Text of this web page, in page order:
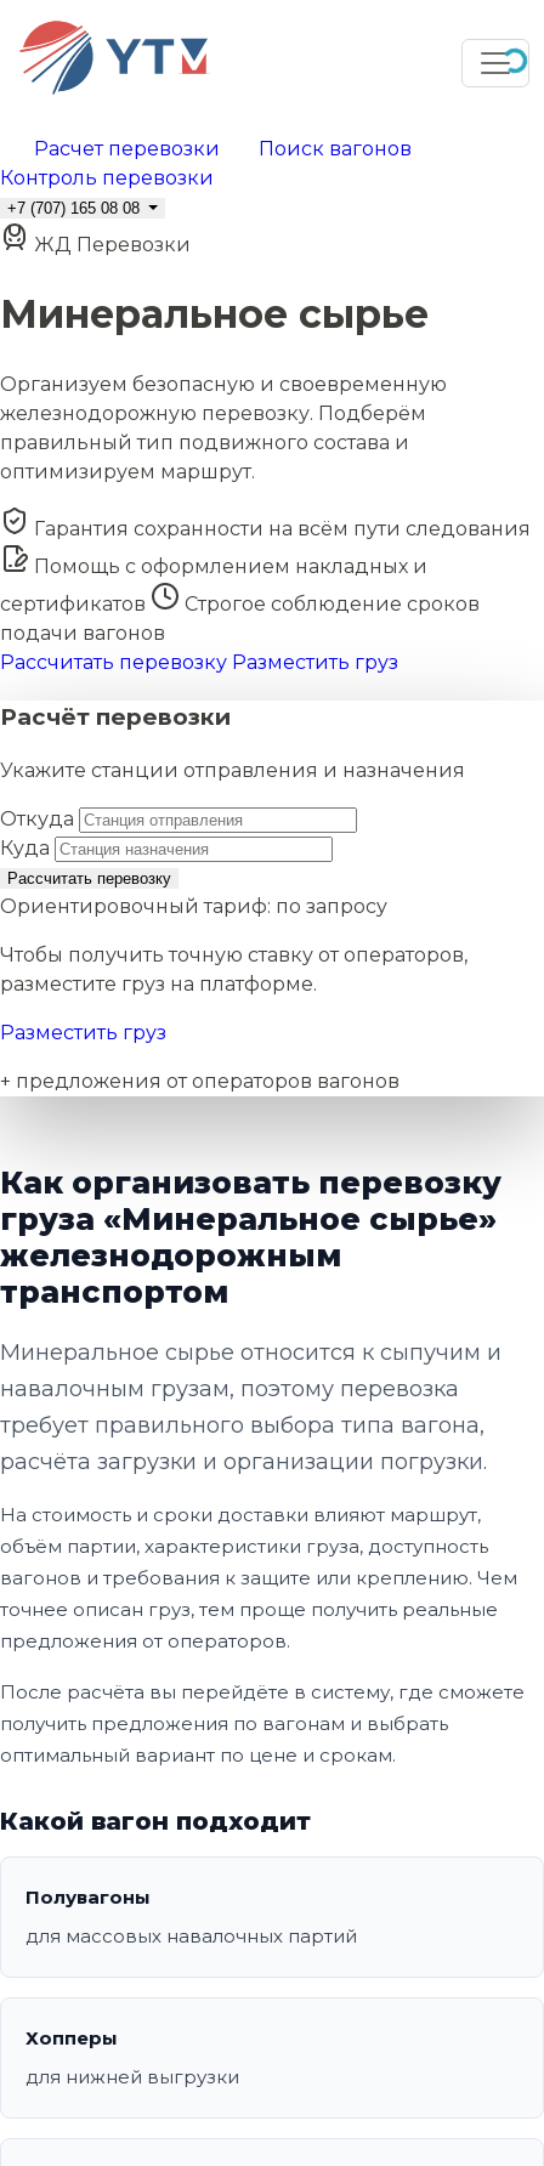
Расчет перевозки
Поиск вагонов
Контроль перевозки
+7 (707) 165 08 08
ЖД Перевозки
Минеральное сырье
Организуем безопасную и своевременную
железнодорожную перевозку. Подберём
правильный тип подвижного состава и
оптимизируем маршрут.
Гарантия сохранности на всём пути следования
Помощь с оформлением накладных и
сертификатов
Строгое соблюдение сроков
подачи вагонов
Рассчитать перевозку Разместить груз
Расчёт перевозки
Укажите станции отправления и назначения
Откуда
Куда
Рассчитать перевозку
Ориентировочный тариф: по запросу
Чтобы получить точную ставку от операторов,
разместите груз на платформе.
Разместить груз
+ предложения от операторов вагонов
Как организовать перевозку
груза «Минеральное сырье»
железнодорожным
транспортом
Минеральное сырье относится к сыпучим и
навалочным грузам, поэтому перевозка
требует правильного выбора типа вагона,
расчёта загрузки и организации погрузки.
На стоимость и сроки доставки влияют маршрут,
объём партии, характеристики груза, доступность
вагонов и требования к защите или креплению. Чем
точнее описан груз, тем проще получить реальные
предложения от операторов.
После расчёта вы перейдёте в систему, где сможете
получить предложения по вагонам и выбрать
оптимальный вариант по цене и срокам.
Какой вагон подходит
Полувагоны
для массовых навалочных партий
Хопперы
для нижней выгрузки